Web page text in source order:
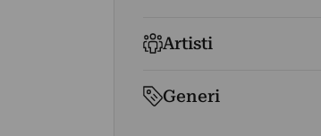
Artisti
Generi